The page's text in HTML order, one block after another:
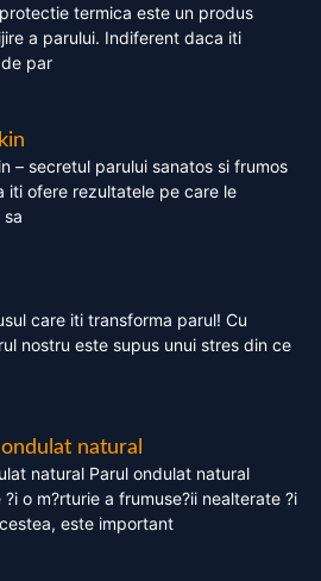
termica este un produs
a parului. Indiferent daca iti
par
– secretul parului sanatos si frumos
iti ofere rezultatele pe care le
care iti transforma parul! Cu
nostru este supus unui stres din ce
natural
natural Parul ondulat natural
o m?rturie a frumuse?ii nealterate ?i
este important